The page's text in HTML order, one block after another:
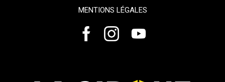
MENTIONS LÉGALES